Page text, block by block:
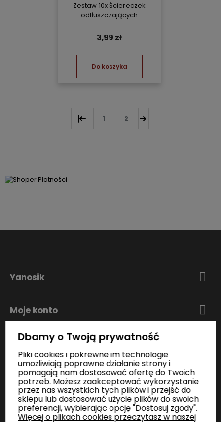
Zestaw 10x Ściereczek
odtłuszczających
3,99 zł
Do koszyka
1 2
Yanosik
Moje konto
Zakupy
Informacje
Kontakt
Dbamy o Twoją prywatność
Pliki cookies i pokrewne im technologie
umożliwiają poprawne działanie strony i
pomagają nam dostosować ofertę do Twoich
potrzeb. Możesz zaakceptować wykorzystanie
przez nas wszystkich tych plików i przejść do
sklepu lub dostosować użycie plików do swoich
preferencji, wybierając opcję "Dostosuj zgody".
Więcej o plikach cookies przeczytasz w naszej